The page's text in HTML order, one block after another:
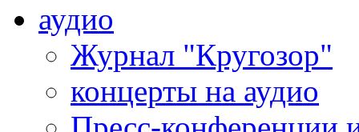
аудио
Журнал "Кругозор"
концерты на аудио